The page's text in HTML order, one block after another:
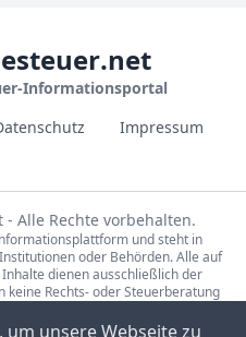
.net
Informationsportal
Impressum
Alle Rechte vorbehalten.
und steht in
oder Behörden. Alle auf
dienen ausschließlich der
Rechts- oder Steuerberatung
Bei rechtlichen oder
unsere Webseite zu